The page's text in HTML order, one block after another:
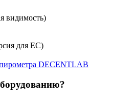
видимость)
для ЕС)
пирометра DECENTLAB